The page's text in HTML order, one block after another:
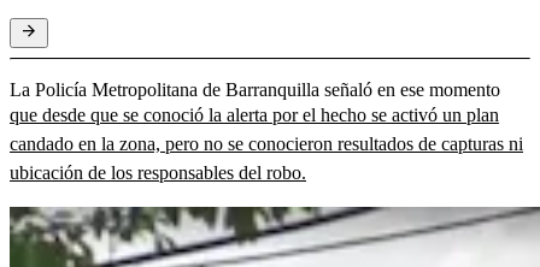
La Policía Metropolitana de Barranquilla señaló en ese momento
que desde que se conoció la alerta por el hecho se activó un plan
candado en la zona, pero no se conocieron resultados de capturas ni
ubicación de los responsables del robo.